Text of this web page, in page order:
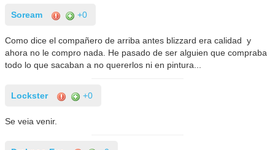
Soream +0
Como dice el compañero de arriba antes blizzard era calidad y
ahora no le compro nada. He pasado de ser alguien que compraba
todo lo que sacaban a no quererlos ni en pintura...
Lockster +0
Se veia venir.